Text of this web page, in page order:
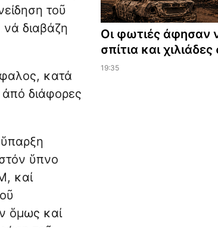
τοῦ
διαβάζη
κατά
διάφορες
ὕπαρξη
ὕπνο
καί
ὅμως καί
Οι φωτιές άφησαν
σπίτια και
19:35